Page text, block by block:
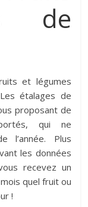
de
et légumes
étalages de
proposant de
qui ne
l’année. Plus
les données
recevez un
quel fruit ou
!